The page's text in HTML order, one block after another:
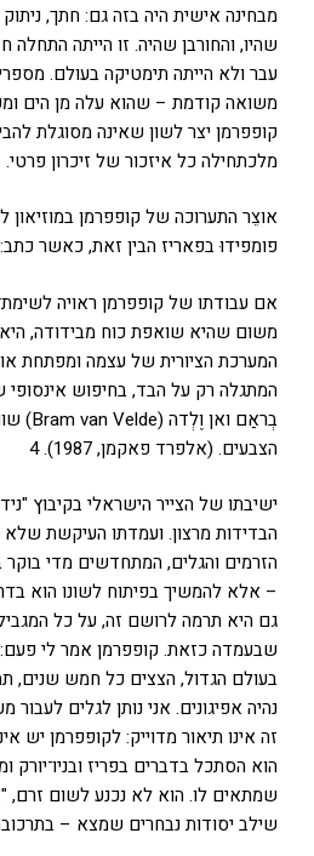
מבחינה אישית היה בזה גם: חתך,
שהיו, והחורבן שהיה. זו הייתה
עבר ולא הייתה תימטיקה בעולם.
משואה קודמת – שהוא עלה מן הים
קופפרמן יצר לשון שאינה מסוגלת
מלכתחילה כל איזכור של זיכרון פרטי.
אוצֵר התערוכה של קופפרמן במוזיאון
פומפידוּ בפאריז הבין זאת, כאשר כתב:
אם עבודתו של קופפרמן ראויה
משום שהיא שואפת כוח מבידודה, היא
המערכת הציורית של עצמה ומפתחת
המתגלה רק על הבד, בחיפוש אינסופי
בְראַם ואן וֶלְדה (Bram van Velde) שוויתר על כוחם של
הצבעים. (אלפרד פאקמן, 1987). 4
ישיבתו של הצייר הישראלי בקיבוץ
הבדידות מרצון. ועמדתו העיקשת
הזרמים והגלים, המתחדשים מדי בוקר
– אלא להמשיך בפיתוח לשונו הוא
גם היא תרמה לרושם זה, על כל
שבעמדה כזאת. קופפרמן אמר לי
בעולם הגדול, הצצים כל חמש שנים,
נהיה אפיגונים. אני נותן לגלים
זה אינו תיאור מדוייק: לקופפרמן יש
הוא הסתכל בדברים בפריז
שמתאים לו. הוא לא נכנע לשום זרם,
שילב יסודות נבחרים שמצא –